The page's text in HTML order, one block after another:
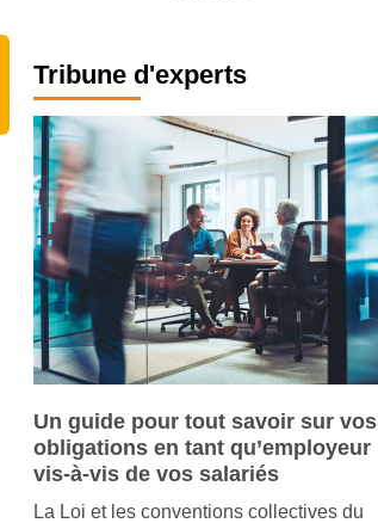
Tribune d'experts
Un guide pour tout savoir sur vos
obligations en tant qu’employeur
vis-à-vis de vos salariés
La Loi et les conventions collectives du